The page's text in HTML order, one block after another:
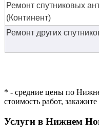
Ремонт спутниковых
(Континент)
Ремонт других
* - средние цены по
стоимость работ,
Услуги в Нижнем